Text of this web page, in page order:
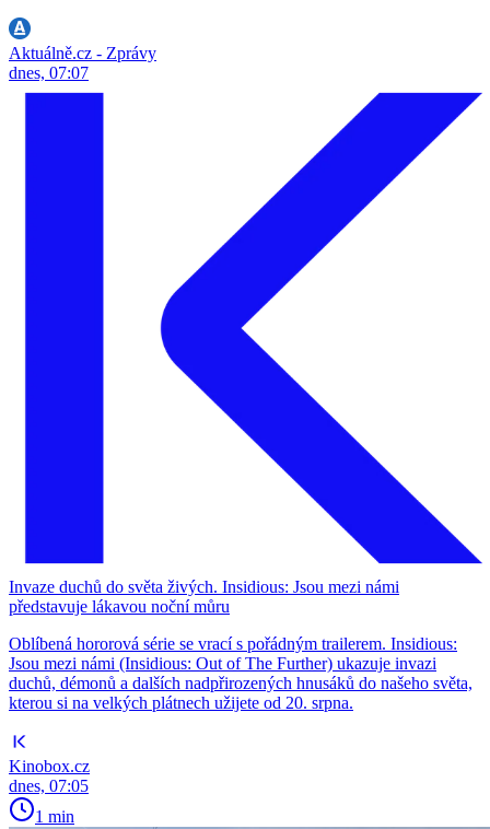
Aktuálně.cz - Zprávy
dnes, 07:07
Invaze duchů do světa živých. Insidious: Jsou mezi námi
představuje lákavou noční můru
Oblíbená hororová série se vrací s pořádným trailerem. Insidious:
Jsou mezi námi (Insidious: Out of The Further) ukazuje invazi
duchů, démonů a dalších nadpřirozených hnusáků do našeho světa,
kterou si na velkých plátnech užijete od 20. srpna.
Kinobox.cz
dnes, 07:05
1 min